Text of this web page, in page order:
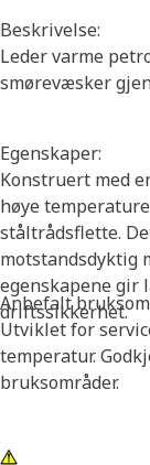
Beskrivelse:
Leder varme
smørevæsker
Egenskaper:
Konstruert med
høye
ståltrådsflette.
motstandsdyktig
egenskapene gir
driftssikkerhet.
Anbefalt
Utviklet for
temperatur.
bruksområder.